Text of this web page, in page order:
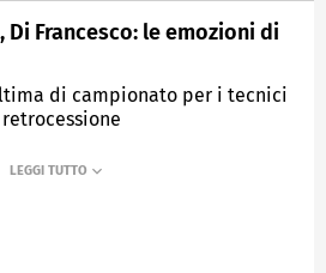
Di Francesco: le emozioni di
di campionato per i tecnici